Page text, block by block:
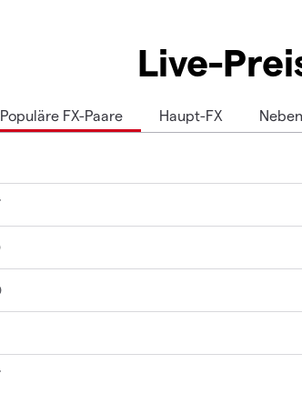
Live-
Populäre FX-Paare Haupt-FX